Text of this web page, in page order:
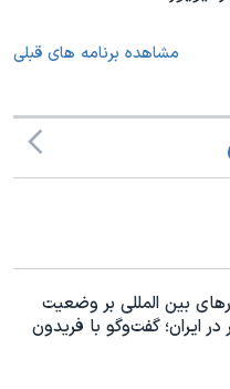
مشاهده برنامه های قبلی
بین المللی بر وضعیت
ایران؛ گفت‌وگو با فریدون